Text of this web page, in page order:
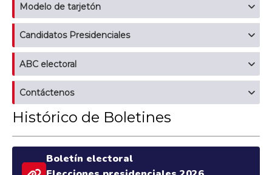
Modelo de tarjetón
Candidatos Presidenciales
ABC electoral
Contáctenos
Histórico de Boletines
Boletín electoral